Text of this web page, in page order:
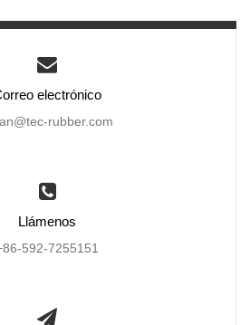
electrónico
rubber.com
Llámenos
592-7255151